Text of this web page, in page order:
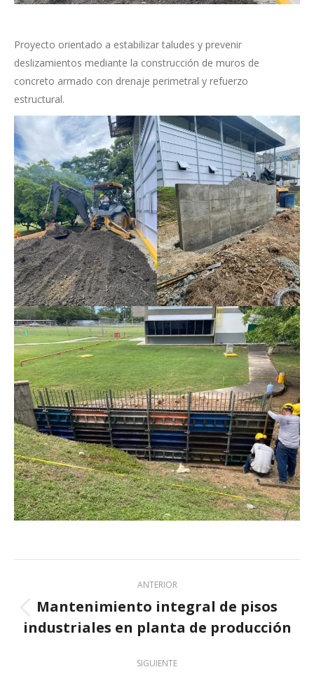
Proyecto orientado a estabilizar taludes y prevenir
deslizamientos mediante la construcción de muros de
concreto armado con drenaje perimetral y refuerzo
estructural.
entre
proyectos
ANTERIOR
Proyecto
anterior
Mantenimiento integral de pisos
industriales en planta de producción
SIGUIENTE